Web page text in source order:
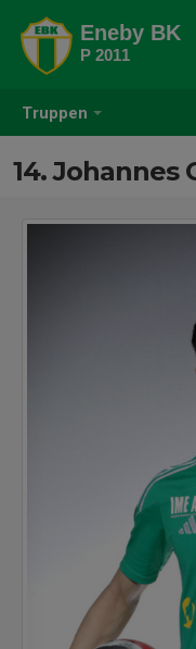
Truppen
Eneby BK
P 2011
14. Johannes